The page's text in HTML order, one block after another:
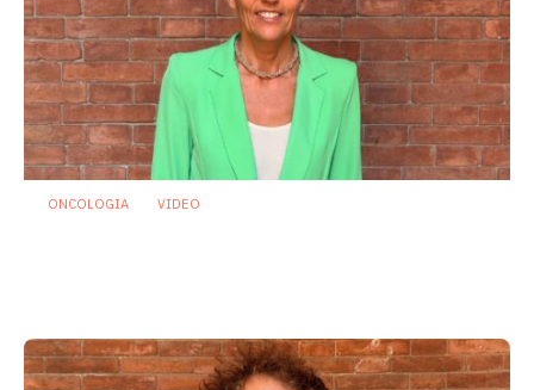
ONCOLOGIA VIDEO